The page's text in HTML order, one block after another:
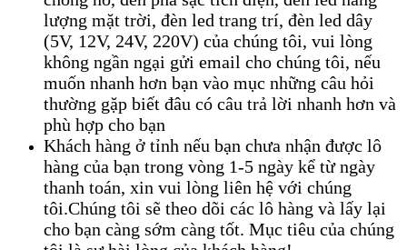
lượng mặt trời, đèn led trang trí, đèn led dây
(5V, 12V, 24V, 220V) của chúng tôi, vui lòng
không ngần ngại gửi email cho chúng tôi, nếu
muốn nhanh hơn bạn vào mục những câu hỏi
thường gặp biết đâu có câu trả lời nhanh hơn và
phù hợp cho bạn
Khách hàng ở tỉnh nếu bạn chưa nhận được lô
hàng của bạn trong vòng 1-5 ngày kể từ ngày
thanh toán, xin vui lòng liên hệ với chúng
tôi.Chúng tôi sẽ theo dõi các lô hàng và lấy lại
cho bạn càng sớm càng tốt. Mục tiêu của chúng